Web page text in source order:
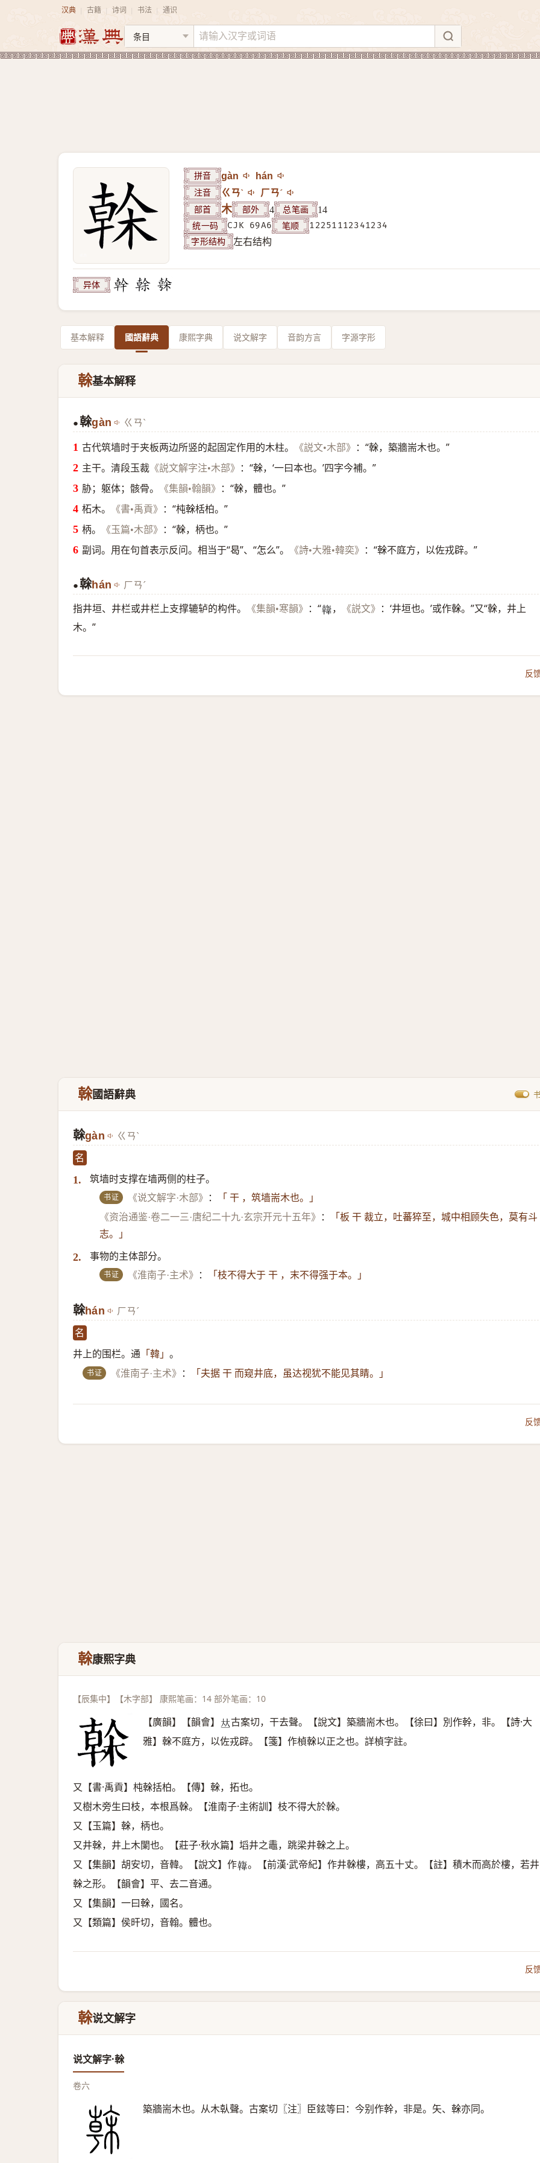
汉典 古籍 诗词 书法 通识
拼音 gàn hán
注音 ㄍㄢˋ ㄏㄢˊ
部首 木 部外 4 总笔画 14
统一码 CJK 69A6 笔顺 12251112341234
字形结构 左右结构
异体
基本解释 國語辭典 康熙字典 说文解字 音韵方言 字源字形
榦基本解释
● 榦gàn ㄍㄢˋ
古代筑墙时于夹板两边所竖的起固定作用的木柱。 《説文•木部》
：“榦，築牆耑木也。”
主干。清段玉裁 《説文解字注•木部》
：“榦，‘一曰本也。’四字今補。”
胁；躯体；骸骨。
《集韻•翰韻》
：“榦，體也。”
柘木。
《書•禹貢》
：“杶榦栝柏。”
柄。
《玉篇•木部》
：“榦，柄也。”
副词。用在句首表示反问。相当于“曷”、“怎么”。
《詩•大雅•韓奕》 ：“榦不庭方，以佐戎辟。”
● 榦hán ㄏㄢˊ
指井垣、井栏或井栏上支撑辘轳的构件。 《集韻•寒韻》 ：“𩏑 ， 《説文》
：‘井垣也。’或作榦。”又“榦，井上
木。”
反
榦國語辭典
榦gàn ㄍㄢˋ
名
1. 筑墙时支撑在墙两侧的柱子。
书证 《说文解字·木部》 ：
「 干 ，筑墙耑木也。」
《资治通鉴·卷二一三·唐纪二十九·玄宗开元十五年》
：
「板 干 裁立，吐蕃猝至，城中相顾失色，莫有斗
志。」
2. 事物的主体部分。
书证 《淮南子·主术》 ： 「枝不得大于 干 ，末不得强于本。」
榦hán ㄏㄢˊ
名
井上的围栏。通 「韓」 。
书证 《淮南子·主术》 ： 「夫据 干 而窥井底，虽达视犹不能见其睛。」
反
榦康熙字典
【辰集中】【木字部】 康熙笔画：14 部外笔画：10
【廣韻】【韻會】 𠀤古案切，干去聲。【說文】築牆耑木也。【徐曰】別作幹，非。【詩·大
雅】榦不庭方，以佐戎辟。【箋】作楨榦以正之也。詳楨字註。
又【書·禹貢】杶榦括柏。【傳】榦，拓也。
又樹木旁生曰枝，本根爲榦。【淮南子·主術訓】枝不得大於榦。
又【玉篇】榦，柄也。
又井榦，井上木闌也。【莊子·秋水篇】塪井之鼃，跳梁井榦之上。
又【集韻】胡安切，音韓。【說文】作𩏑 。【前漢·武帝紀】作井榦樓，高五十丈。【註】積木而高於樓，若井
榦之形。【韻會】平、去二音通。
又【集韻】一曰榦，國名。
又【類篇】侯旰切，音翰。體也。
反
榦说文解字
说文解字·榦
卷六
築牆耑木也。从木倝聲。古案切〖注〗臣鉉等曰：今别作幹，非是。矢、榦亦同。